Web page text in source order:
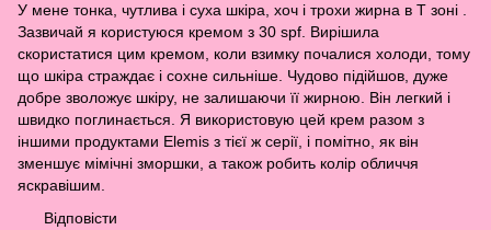
У мене тонка, чутлива і суха шкіра, хоч і трохи жирна в Т зоні .
Зазвичай я користуюся кремом з 30 spf. Вирішила
скористатися цим кремом, коли взимку почалися холоди, тому
що шкіра страждає і сохне сильніше. Чудово підійшов, дуже
добре зволожує шкіру, не залишаючи її жирною. Він легкий і
швидко поглинається. Я використовую цей крем разом з
іншими продуктами Elemis з тієї ж серії, і помітно, як він
зменшує мімічні зморшки, а також робить колір обличчя
яскравішим.
Відповісти